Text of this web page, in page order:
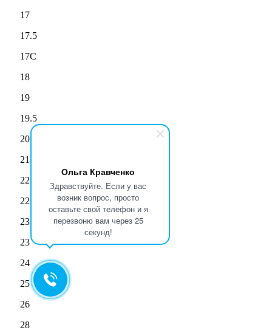
Ольга Кравченко
Здравствуйте. Если у вас
возник вопрос, просто
оставьте свой телефон и я
перезвоню вам через 25
секунд!
17
17.5
17C
18
19
19.5
20
21
22
22.5
23
23
24
25
26
28